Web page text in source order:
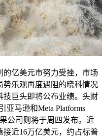
亿美元市努力受挫，市场
势乐观再度遇阻的晓科情况
巨头即将公布业绩。头财
亚马逊和Meta Platforms
公司则将于周四发布。近
近16万亿美元，约占标普